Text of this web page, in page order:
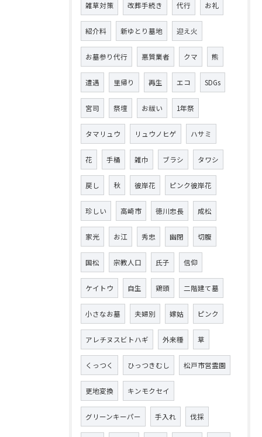
雑草対策 改葬手続き 代行 お礼
紹介料 新ゆとり墓地 迎え火
お墓参り代行 悪質業者 クマ 熊
遭遇 里帰り 再生 エコ SDGs
宮司 祭壇 お祓い 1年祭
タマリュウ リュウノヒゲ ハサミ
花 手桶 雑巾 ブラシ タワシ
戻し 秋 彼岸花 ピンク彼岸花
珍しい 高崎市 徳川忠長 成松
家光 お江 秀忠 幽閉 切腹
国松 宗教人口 氏子 信仰
ケイトウ 自生 鶏頭 二階建て墓
小さなお墓 夫婦別 嫁姑 ピンク
アレチヌスビトハギ 外来種 草
くっつく ひっつきむし 松戸市営霊園
更地変換 キンモクセイ
グリーンキーパー 手入れ 伐採